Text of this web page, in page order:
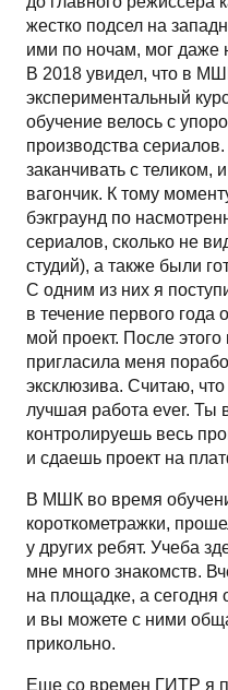
жестко подсел на
ими по ночам, мог даже
В 2018 увидел, что в
экспериментальный
обучение велось с
производства
заканчивать с теликом,
вагончик. К тому
бэкграунд по
сериалов, сколько не
студий), а также были
С одним из них я
в течение первого года
мой проект. После
пригласила меня
эксклюзива. Считаю,
лучшая работа ever. Ты
контролируешь весь
и сдаешь проект на
В МШК во время
короткометражки,
у других ребят. Учеба
мне много знакомств.
на площадке, а сегодня
и вы можете с ними
прикольно.
Еще со времен ГИТР я